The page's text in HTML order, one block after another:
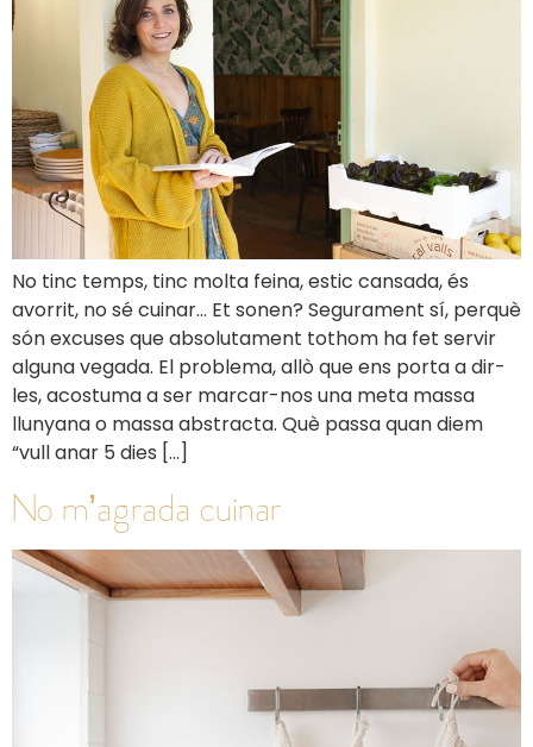
No tinc temps, tinc molta feina, estic cansada, és
avorrit, no sé cuinar… Et sonen? Segurament sí, perquè
són excuses que absolutament tothom ha fet servir
alguna vegada. El problema, allò que ens porta a dir-
les, acostuma a ser marcar-nos una meta massa
llunyana o massa abstracta. Què passa quan diem
“vull anar 5 dies […]
No m’agrada cuinar